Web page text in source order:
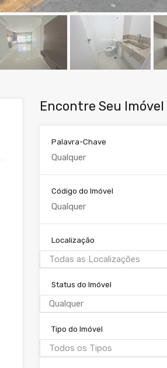
Encontre Seu Imóvel
Palavra-Chave
Código do Imóvel
Localização
Todas as Localizações
Status do Imóvel
Qualquer
Tipo do Imóvel
Todos os Tipos